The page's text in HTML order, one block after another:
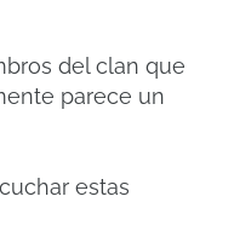
del clan que
parece un
estas